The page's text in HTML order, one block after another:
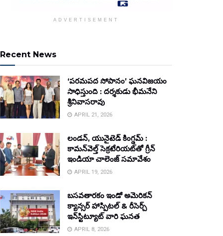
ADVERTISEMENT
Recent News
‘పరమపద సోపానం’ ఘనవిజయం
సాధిస్తుంది : దర్శకుడు భీమనేని
శ్రీనివాసరావు
APRIL 21, 2026
లండన్, యునైటెడ్ కింగ్డమ్ :
కామన్‌వెల్త్ సెక్రటేరియట్‌తో గ్రీన్
ఇండియా చాలెంజ్ సమావేశం
APRIL 19, 2026
బసవతారకం ఇండో అమెరికన్
క్యాన్సర్ హాస్పిటల్ & రీసెర్చ్
ఇన్‌స్టిట్యూట్ వారి ఘనత
APRIL 8, 2026